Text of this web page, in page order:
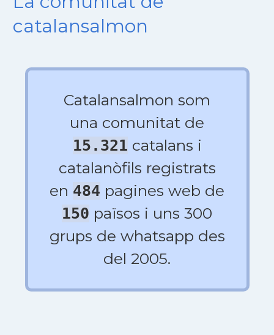
catalansalmon
Catalansalmon som
una comunitat de
15.321 catalans i
catalanòfils registrats
en 484 pagines web de
150 països i uns 300
grups de whatsapp des
del 2005.